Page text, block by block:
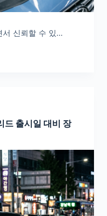
서 신뢰할 수 있…
드 출시일 대비 장